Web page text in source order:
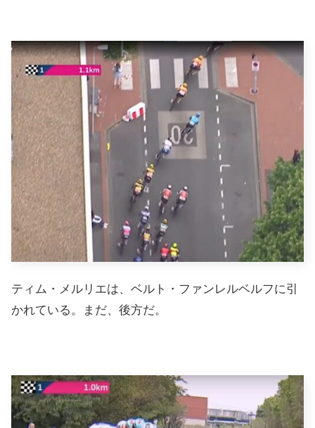
ティム・メルリエは、ベルト・ファンレルベルフに引
かれている。まだ、後方だ。